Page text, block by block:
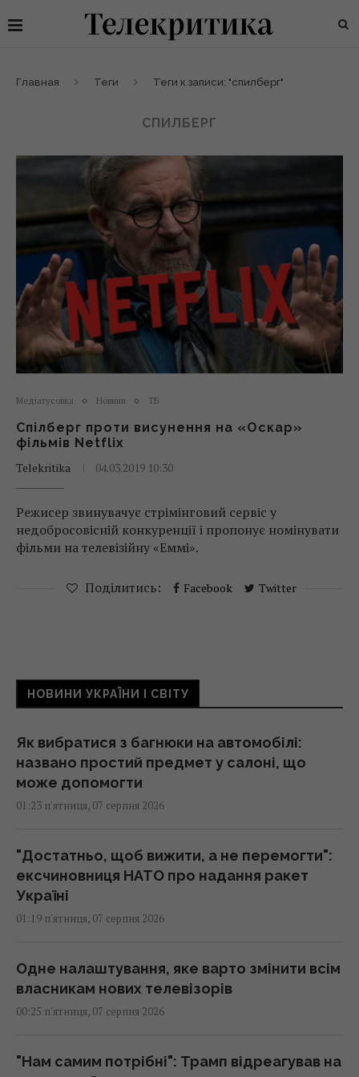
Главная Теги Теги к записи: "спилберг"
СПИЛБЕРГ
Медіатусовка Новини ТБ
Спілберг проти висунення на «Оскар»
фільмів Netflix
Telekritika
04.03.2019 10:30
Режисер звинувачує стрімінговий сервіс у
недобросовісній конкуренції і пропонує номінувати
фільми на телевізійну «Еммі».
Поділитись: Facebook Twitter
НОВИНИ УКРАЇНИ І СВІТУ
Як вибратися з багнюки на автомобілі:
названо простий предмет у салоні, що
може допомогти
01:23 п'ятниця, 07 серпня 2026
"Достатньо, щоб вижити, а не перемогти":
ексчиновниця НАТО про надання ракет
Україні
01:19 п'ятниця, 07 серпня 2026
Одне налаштування, яке варто змінити всім
власникам нових телевізорів
00:25 п'ятниця, 07 серпня 2026
"Нам самим потрібні": Трамп відреагував на